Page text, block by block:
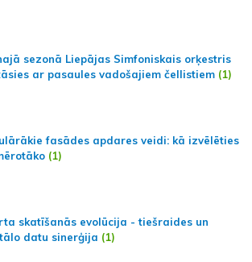
sezonā Liepājas Simfoniskais orķestris
ar pasaules vadošajiem čellistiem (1)
fasādes apdares veidi: kā izvēlēties
(1)
skatīšanās evolūcija - tiešraides un
datu sinerģija (1)